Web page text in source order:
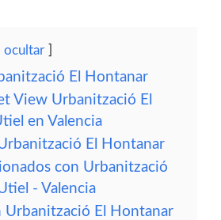
ocultar
El Hontanar
View Urbanització El
en Valencia
El Hontanar
con Urbanització
- Valencia
Urbanització El Hontanar